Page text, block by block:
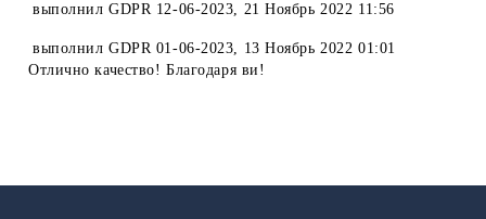
выполнилGDPR 12-06-2023, 21 Ноябрь 2022 11:56
выполнилGDPR 01-06-2023, 13 Ноябрь 2022 01:01
Отлично качество! Благодаря ви!